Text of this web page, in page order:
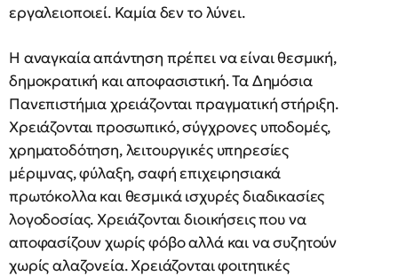
εργαλειοποιεί. Καμία δεν το λύνει.
Η αναγκαία απάντηση πρέπει να είναι θεσμική,
δημοκρατική και αποφασιστική. Τα Δημόσια
Πανεπιστήμια χρειάζονται πραγματική στήριξη.
Χρειάζονται προσωπικό, σύγχρονες υποδομές,
χρηματοδότηση, λειτουργικές υπηρεσίες
μέριμνας, φύλαξη, σαφή επιχειρησιακά
πρωτόκολλα και θεσμικά ισχυρές διαδικασίες
λογοδοσίας. Χρειάζονται διοικήσεις που να
αποφασίζουν χωρίς φόβο αλλά και να συζητούν
χωρίς αλαζονεία. Χρειάζονται φοιτητικές